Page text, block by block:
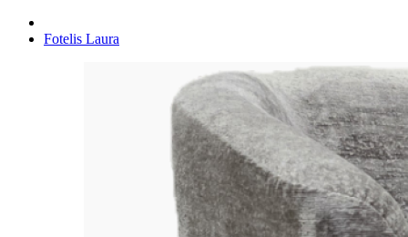
Fotelis Laura